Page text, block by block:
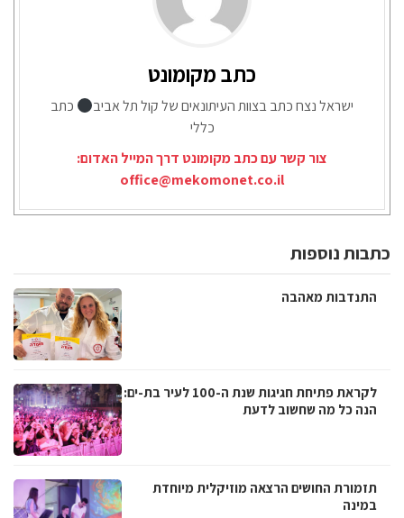
כתב מקומונט
ישראל נצח כתב בצוות העיתונאים של קול תל אביב
כתב
כללי
צור קשר עם כתב מקומונט דרך המייל האדום:
office@mekomonet.co.il
כתבות נוספות
התנדבות מאהבה
לקראת פתיחת חגיגות שנת ה-100 לעיר בת-ים:
הנה כל מה שחשוב לדעת
תזמורת החושים הרצאה מוזיקלית מיוחדת
במינה